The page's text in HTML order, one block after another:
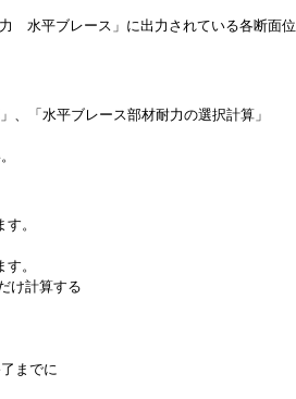
水平ブレース」に出力されている各断面位
、「水平ブレース部材耐力の選択計算」
。
。
け計算する
までに